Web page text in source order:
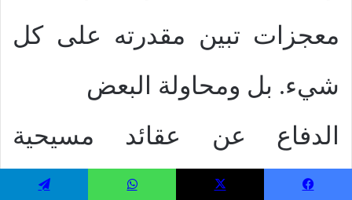
معجزات تبين مقدرته على كل
شيء. بل ومحاولة البعض
الدفاع عن عقائد مسيحية
هاجمها اليهود مثل بتولية العذراء